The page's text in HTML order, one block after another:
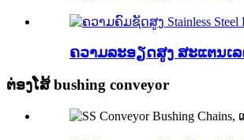
ຄວາມລະອຽດສູງ ສະແຕນເລ
ຕ່ອງໂສ້ bushing conveyor